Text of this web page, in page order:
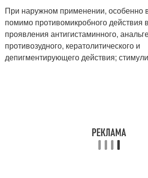
При наружном применении, особенно
помимо противомикробного действия
проявления антигистаминного,
противозудного, кератолитического и
депигментирующего действия;